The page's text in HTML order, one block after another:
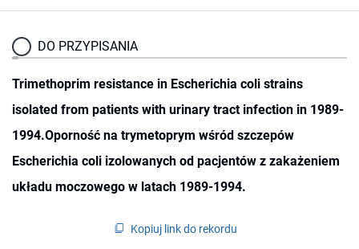
DO PRZYPISANIA
Trimethoprim resistance in Escherichia coli strains
isolated from patients with urinary tract infection in 1989-
1994.Oporność na trymetoprym wśród szczepów
Escherichia coli izolowanych od pacjentów z zakażeniem
układu moczowego w latach 1989-1994.
Kopiuj link do rekordu